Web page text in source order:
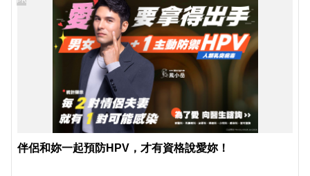
伴侶和妳一起預防HPV，才有資格說愛妳！